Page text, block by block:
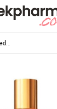
Institut Esthederm UN SOIR EN ETE PARFUM 50ML